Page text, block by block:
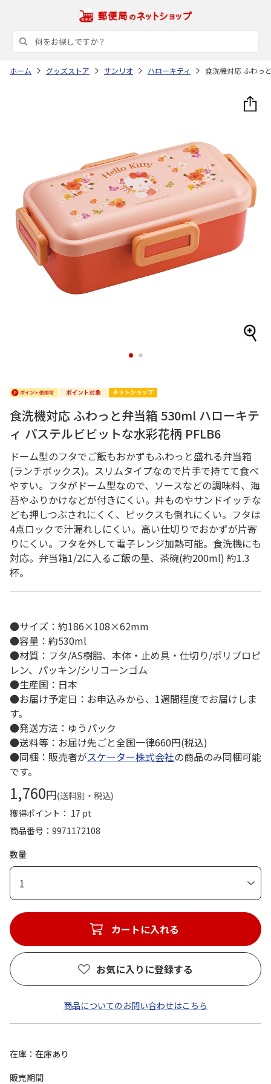
ホーム グッズストア サンリオ ハローキティ 食洗機対応 ふわっ
1 2
食洗機対応 ふわっと弁当箱 530ml ハローキテ
ィ パステルビビットな水彩花柄 PFLB6
ドーム型のフタでご飯もおかずもふわっと盛れる弁当箱
(ランチボックス)。スリムタイプなので片手で持てて食べ
やすい。フタがドーム型なので、ソースなどの調味料、海
苔やふりかけなどが付きにくい。丼ものやサンドイッチな
ども押しつぶされにくく、ピックスも倒れにくい。フタは
4点ロックで汁漏れしにくい。高い仕切りでおかずが片寄
りにくい。フタを外して電子レンジ加熱可能。食洗機にも
対応。弁当箱1/2に入るご飯の量、茶碗(約200ml) 約1.3
杯。
●サイズ：約186×108×62mm
●容量：約530ml
●材質：フタ/AS樹脂、本体・止め具・仕切り/ポリプロピ
レン、パッキン/シリコーンゴム
●生産国：日本
●お届け予定日：お申込みから、1週間程度でお届けしま
す。
●発送方法：ゆうパック
●送料等：お届け先ごと全国一律660円(税込)
●同梱：販売者がスケーター株式会社の商品のみ同梱可能
です。
1,760円(送料別・税込)
獲得ポイント： 17 pt
商品番号
9971172108
数量
1
カートに入れる
お気に入りに登録する
商品についてのお問い合わせはこちら
在庫
在庫あり
販売期間